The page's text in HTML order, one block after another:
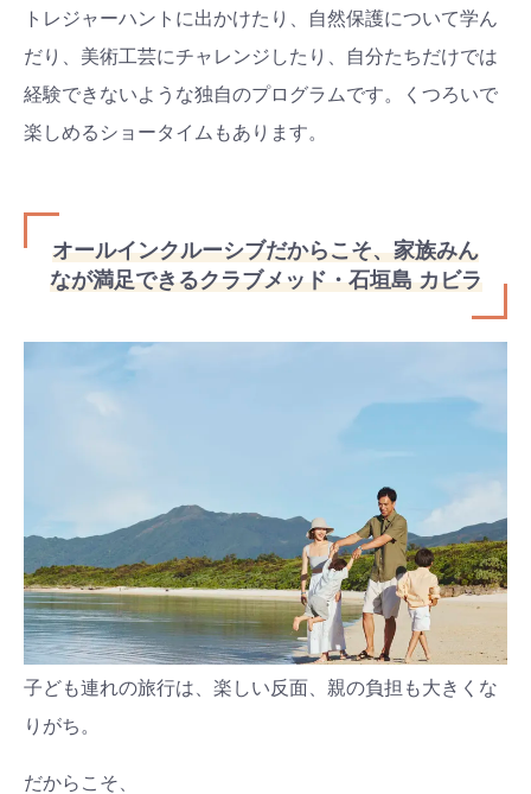
トレジャーハントに出かけたり、自然保護について学ん
だり、 美術工芸にチャレンジしたり、
自分たちだけでは
経験できないような独自のプログラムです。
くつろいで
楽しめるショータイムもあります。
オールインクルーシブだからこそ、家族みん
なが満足できるクラブメッド・石垣島 カビラ
子ども連れの旅行は、楽しい反面、親の負担も大きくな
りがち。
だからこそ、
#プレゼント #教育 #0歳 #母乳
#出産準備 #習いごと #発達